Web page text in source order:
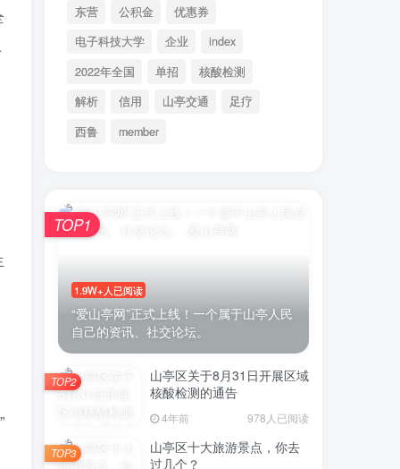
东营
公积金
优惠券
电子科技大学
企业
index
2022年全国
单招
核酸检测
解析
信用 山亭交通
足疗
西鲁
member
1.9W+人已阅读
“爱山亭网”正式上线！一个属于山亭人民
自己的资讯、社交论坛。
TOP1
山亭区关于8月31日开展区域
核酸检测的通告
4年前 978人已阅读
TOP2
山亭区十大旅游景点，你去
过几个？
TOP3
微信登录
意